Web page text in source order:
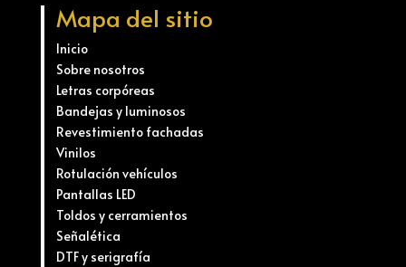
Mapa del sitio
Inicio
Sobre nosotros
Letras corpóreas
Bandejas y luminosos
Revestimiento fachadas
Vinilos
Rotulación vehículos
Pantallas LED
Toldos y cerramientos
Señalética
DTF y serigrafía